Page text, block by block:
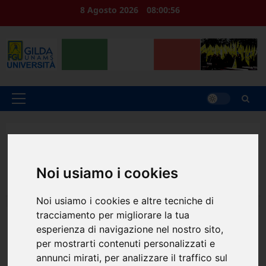
Noi usiamo i cookies
Noi usiamo i cookies e altre tecniche di
tracciamento per migliorare la tua
esperienza di navigazione nel nostro sito,
per mostrarti contenuti personalizzati e
annunci mirati, per analizzare il traffico sul
8 Agosto 2026 08:00:56
Menu
è un rituale, non è una celebrazione svuotata, è nato da
lotte vere.
News
Primo maggio – Non è una